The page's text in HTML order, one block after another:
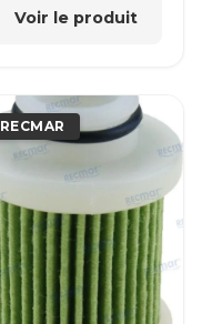
Voir le produit
RECMAR